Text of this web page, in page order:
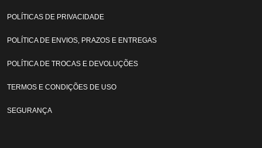
POLÍTICAS DE PRIVACIDADE
POLÍTICA DE ENVIOS, PRAZOS E ENTREGAS
POLÍTICA DE TROCAS E DEVOLUÇÕES
TERMOS E CONDIÇÕES DE USO
SEGURANÇA